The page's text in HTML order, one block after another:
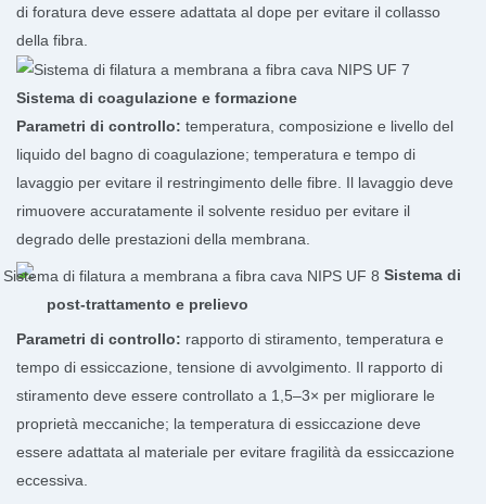
di foratura deve essere adattata al dope per evitare il collasso
della fibra.
Sistema di coagulazione e formazione
Parametri di controllo: temperatura, composizione e livello del
liquido del bagno di coagulazione; temperatura e tempo di
lavaggio per evitare il restringimento delle fibre. Il lavaggio deve
rimuovere accuratamente il solvente residuo per evitare il
degrado delle prestazioni della membrana.
Sistema di
post-trattamento e prelievo
Parametri di controllo: rapporto di stiramento, temperatura e
tempo di essiccazione, tensione di avvolgimento. Il rapporto di
stiramento deve essere controllato a 1,5–3× per migliorare le
proprietà meccaniche; la temperatura di essiccazione deve
essere adattata al materiale per evitare fragilità da essiccazione
eccessiva.